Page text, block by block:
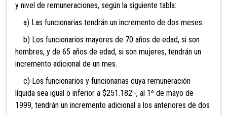
y nivel de remuneraciones, según la siguiente tabla:
a) Las funcionarias tendrán un incremento de dos meses.
b) Los funcionarios mayores de 70 años de edad, si son
hombres, y de 65 años de edad, si son mujeres, tendrán un
incremento adicional de un mes.
c) Los funcionarios y funcionarias cuya remuneración
líquida sea igual o inferior a $251.182.-, al 1º de mayo de
1999, tendrán un incremento adicional a los anteriores de dos